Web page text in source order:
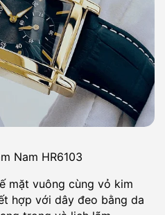
Nam HR6103
mặt vuông cùng vỏ kim
hợp với dây đeo bằng da